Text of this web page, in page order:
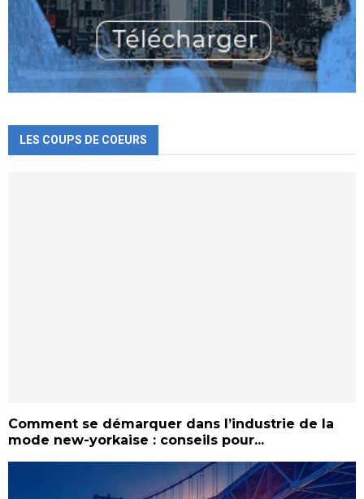
LES COUPS DE COEURS
Comment se démarquer dans l’industrie de la
mode new-yorkaise : conseils pour...